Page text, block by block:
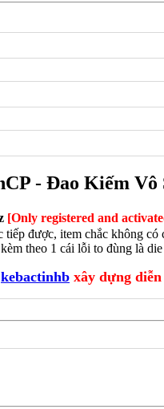
- Đao Kiếm Vô
[Only registered and
được, item chắc không có
theo 1 cái lỗi to đùng là die
kebactinhb xây dựng